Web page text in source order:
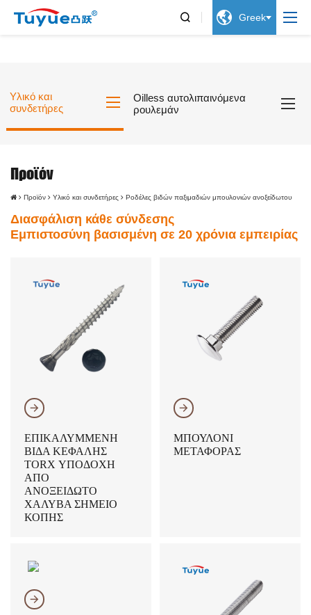
  Greek
Υλικό και
συνδετήρες
Oilless αυτολιπαινόμενα
ρουλεμάν
Προϊόν
Προϊόν Υλικό και συνδετήρες Ροδέλες βιδών παξιμαδιών μπουλονιών ανοξείδωτου
Διασφάλιση κάθε σύνδεσης
Εμπιστοσύνη βασισμένη σε 20 χρόνια εμπειρίας
𐃔
ΕΠΙΚΑΛΥΜΜΈΝΗ
ΒΊΔΑ ΚΕΦΑΛΉΣ
TORX ΥΠΟΔΟΧΉ
ΑΠΌ
ΑΝΟΞΕΊΔΩΤΟ
ΧΆΛΥΒΑ ΣΗΜΕΊΟ
ΚΟΠΉΣ
𐃔
ΜΠΟΥΛΌΝΙ
ΜΕΤΑΦΟΡΆΣ
𐃔